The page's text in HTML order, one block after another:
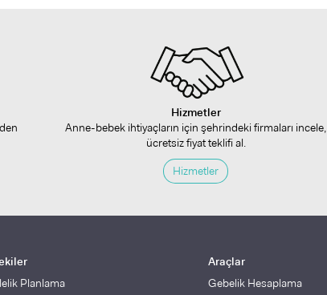
Hizmetler
Anne-bebek ihtiyaçların için şehrindeki firmaları incele,
ücretsiz fiyat teklifi al.
Hizmetler
Planlama
Araçlar
Gebelik Hesaplama